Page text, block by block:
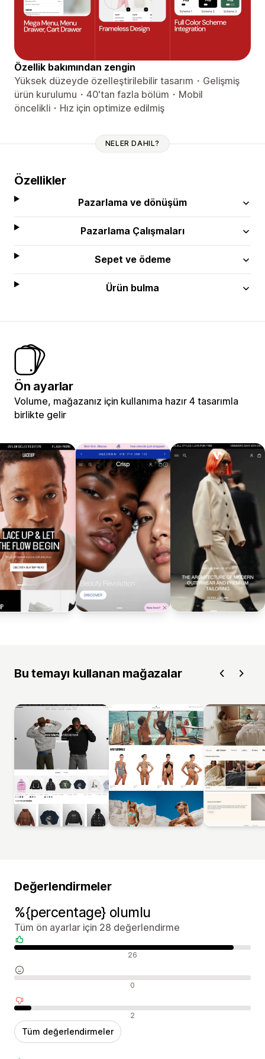
Özellik bakımından zengin
Yüksek düzeyde özelleştirilebilir tasarım・Gelişmiş
ürün kurulumu・40'tan fazla bölüm・Mobil
öncelikli・Hız için optimize edilmiş
NELER DAHIL?
Özellikler
Pazarlama ve dönüşüm
Pazarlama Çalışmaları
Sepet ve ödeme
Ürün bulma
Ön ayarlar
Volume, mağazanız için kullanıma hazır 4 tasarımla
birlikte gelir
Bu temayı kullanan mağazalar
Değerlendirmeler
%{percentage} olumlu
Tüm ön ayarlar için 28 değerlendirme
Olumlu değerlendirmeler 26
Nötr değerlendirmeler 0
Olumsuz değerlendirmeler 2
Tüm değerlendirmeler